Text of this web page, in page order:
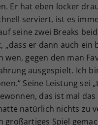
Er hat eben locker
serviert, ist es
seine zwei Breaks
er dann auch ein
gegen den man
ausgespielt. Ich
Seine Leistung sei
das ist mal
natürlich nichts zu
großartiges Spiel